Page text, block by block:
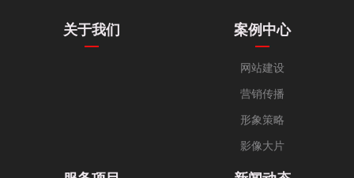
关于我们 案例中心
网站建设
营销传播
形象策略
影像大片